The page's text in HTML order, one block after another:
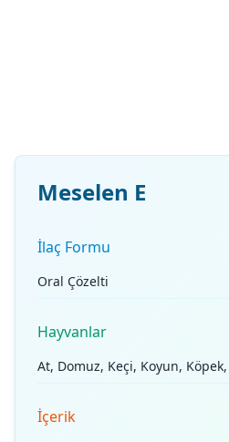
Meselen E
İlaç Formu
Oral Çözelti
Hayvanlar
At, Domuz, Keçi, Koyun, Köpek,
İçerik